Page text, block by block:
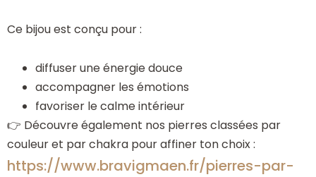
Ce bijou est conçu pour :
diffuser une énergie douce
accompagner les émotions
favoriser le calme intérieur
👉 Découvre également nos pierres classées par
couleur et par chakra pour affiner ton choix :
https://www.bravigmaen.fr/pierres-par-